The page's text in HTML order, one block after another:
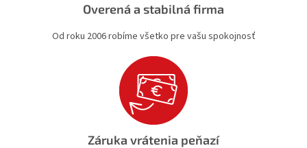
Overená a stabilná firma
Od roku 2006 robíme všetko pre vašu spokojnosť
Záruka vrátenia peňazí